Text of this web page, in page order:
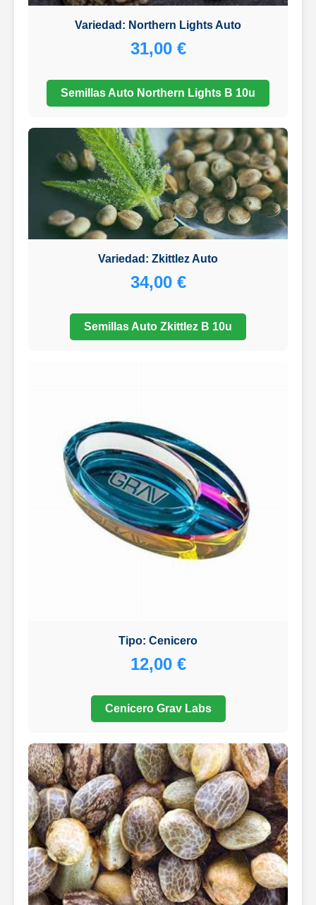
Variedad: Northern Lights Auto
31,00 €
Semillas Auto Northern Lights B 10u
Variedad: Zkittlez Auto
34,00 €
Semillas Auto Zkittlez B 10u
Tipo: Cenicero
12,00 €
Cenicero Grav Labs